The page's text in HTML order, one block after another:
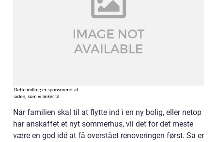
Når familien skal til at flytte ind i en ny bolig, eller netop
har anskaffet et nyt sommerhus, vil det for det meste
være en god idé at få overstået renoveringen først. Så er